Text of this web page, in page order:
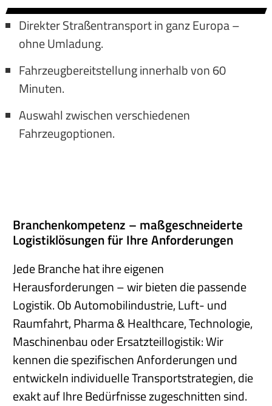
Direkter Straßentransport in ganz Europa –
ohne Umladung.
Fahrzeugbereitstellung innerhalb von 60
Minuten.
Auswahl zwischen verschiedenen
Fahrzeugoptionen.
Branchenkompetenz – maßgeschneiderte
Logistiklösungen für Ihre Anforderungen
Jede Branche hat ihre eigenen
Herausforderungen – wir bieten die passende
Logistik. Ob Automobilindustrie, Luft- und
Raumfahrt, Pharma & Healthcare, Technologie,
Maschinenbau oder Ersatzteillogistik: Wir
kennen die spezifischen Anforderungen und
entwickeln individuelle Transportstrategien, die
exakt auf Ihre Bedürfnisse zugeschnitten sind.